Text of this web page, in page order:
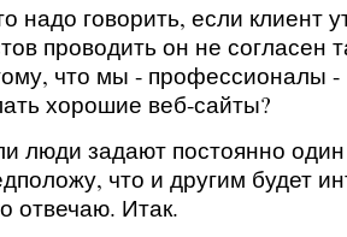
надо говорить, если клиент
проводить он не согласен
что мы - профессионалы -
хорошие веб-сайты?
люди задают постоянно
что и другим будет
отвечаю. Итак.